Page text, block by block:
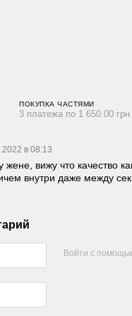
ПОКУПКА ЧАСТЯМИ
3 платежа по 1 650.00 грн
в 08:13
вижу что качество
внутри даже между
Войти с